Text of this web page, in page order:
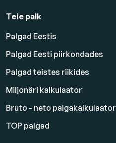
Teie palk
Palgad Eestis
Palgad Eesti piirkondades
Palgad teistes riikides
Miljonäri kalkulaator
Bruto - neto palgakalkulaator
TOP palgad